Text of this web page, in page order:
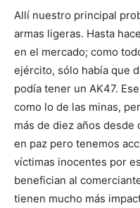
Allí nuestro principal
armas ligeras. Hasta
en el mercado; como
ejército, sólo había que
podía tener un AK47.
como lo de las minas,
más de diez años desde
en paz pero tenemos
víctimas inocentes por
benefician al
tienen mucho más